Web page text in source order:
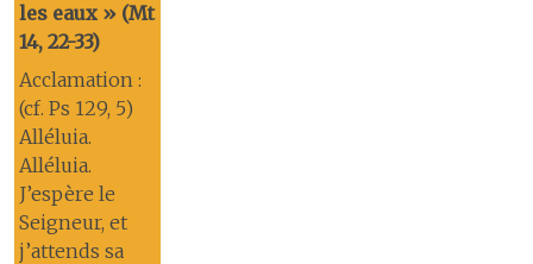
les eaux » (Mt
14, 22-33)
Acclamation :
(cf. Ps 129, 5)
Alléluia.
Alléluia.
J’espère le
Seigneur, et
j’attends sa